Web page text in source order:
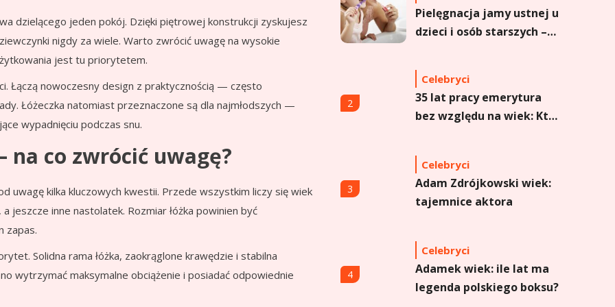
dzielącego jeden pokój. Dzięki piętrowej konstrukcji zyskujesz
nigdy za wiele. Warto zwrócić uwagę na wysokie
jest tu priorytetem.
Łączą nowoczesny design z praktycznością — często
Łóżeczka natomiast przeznaczone są dla najmłodszych —
wypadnięciu podczas snu.
na co zwrócić uwagę?
uwagę kilka kluczowych kwestii. Przede wszystkim liczy się wiek
jeszcze inne nastolatek. Rozmiar łóżka powinien być
zapas.
Solidna rama łóżka, zaokrąglone krawędzie i stabilna
wytrzymać maksymalne obciążenie i posiadać odpowiednie
Pielęgnacja jamy ustnej u
dzieci i osób starszych –
strzał w dziesiątkę?
2
Celebryci
35 lat pracy emerytura
bez względu na wiek: Kto
3
Celebryci
Adam Zdrójkowski wiek:
tajemnice aktora
4
Celebryci
Adamek wiek: ile lat ma
legenda polskiego boksu?